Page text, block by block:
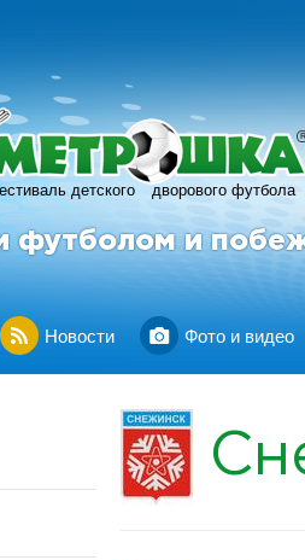
детского дворового футбола
R
футболом и
Новости Фото и видео